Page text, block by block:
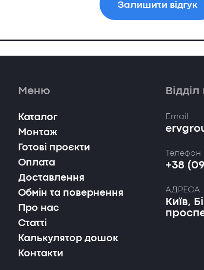
Залишити відгук
Меню
Каталог
Монтаж
Готові проєкти
Оплата
Доставлення
Обмін та повернення
Про нас
Статті
Калькулятор дошок
Контакти
Email
Телефон
+38
АДРЕСА
Київ,